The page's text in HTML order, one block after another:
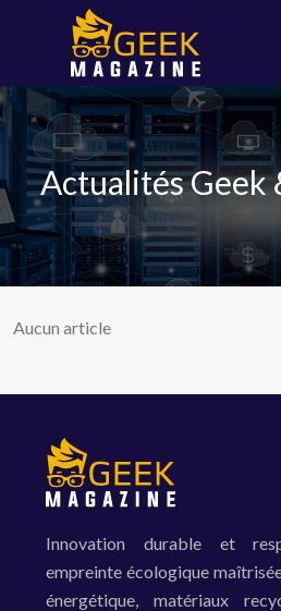
Actualités Geek
Aucun article
Innovation durable et
empreinte écologique
énergétique, matériaux